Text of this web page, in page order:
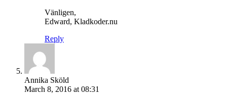
Vänligen,
Edward, Kladkoder.nu
Reply
Annika Sköld
March 8, 2016 at 08:31